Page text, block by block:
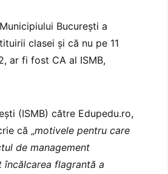
București a
clasei și că nu pe 11
ar fi fost CA al ISMB,
(ISMB) către Edupedu.ro,
că „motivele pentru care
de management
flagrantă a